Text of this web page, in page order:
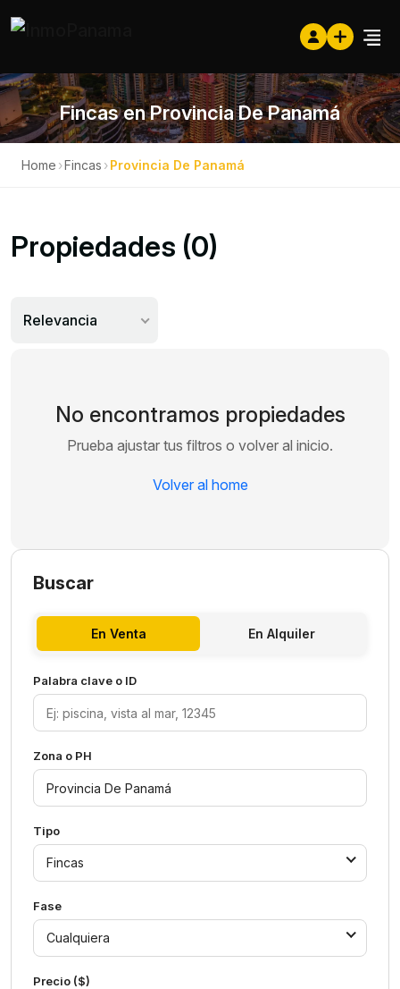
Fincas en Provincia De Panamá
Home ›Fincas ›Provincia De Panamá
Propiedades (0)
Relevancia
No encontramos propiedades
Prueba ajustar tus filtros o volver al inicio.
Volver al home
Buscar
En Venta En Alquiler
Palabra clave o ID
Zona o PH
Tipo
Fincas
Fase
Cualquiera
Precio ($)